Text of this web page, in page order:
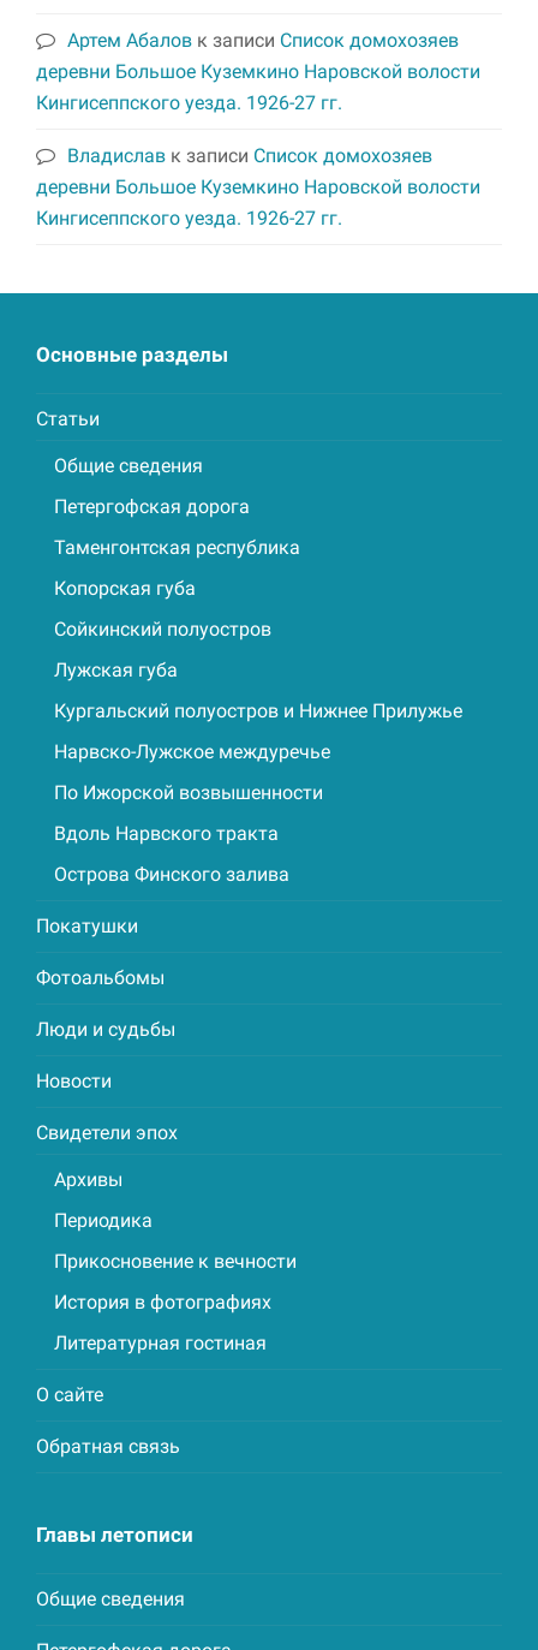
Артем Абалов к записи Список домохозяев
деревни Большое Куземкино Наровской волости
Кингисеппского уезда. 1926-27 гг.
Владислав к записи Список домохозяев
деревни Большое Куземкино Наровской волости
Кингисеппского уезда. 1926-27 гг.
Основные разделы
Статьи
Общие сведения
Петергофская дорога
Таменгонтская республика
Копорская губа
Сойкинский полуостров
Лужская губа
Кургальский полуостров и Нижнее Прилужье
Нарвско-Лужское междуречье
По Ижорской возвышенности
Вдоль Нарвского тракта
Острова Финского залива
Покатушки
Фотоальбомы
Люди и судьбы
Новости
Свидетели эпох
Архивы
Периодика
Прикосновение к вечности
История в фотографиях
Литературная гостиная
О сайте
Обратная связь
Главы летописи
Общие сведения